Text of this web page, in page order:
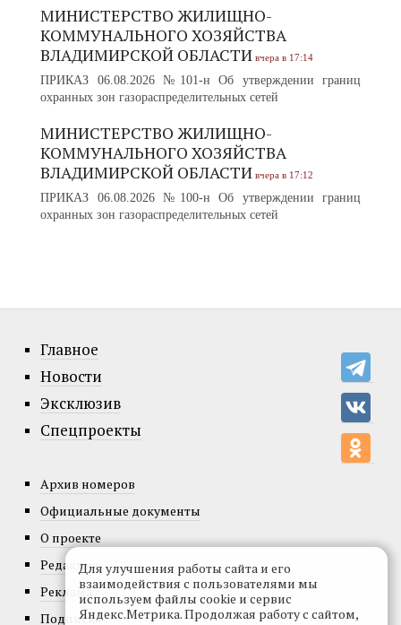
МИНИСТЕРСТВО ЖИЛИЩНО-
КОММУНАЛЬНОГО ХОЗЯЙСТВА
ВЛАДИМИРСКОЙ ОБЛАСТИ вчера в 17:14
ПРИКАЗ 06.08.2026 №101-н Об утверждении границ
охранных зон газораспределительных сетей
МИНИСТЕРСТВО ЖИЛИЩНО-
КОММУНАЛЬНОГО ХОЗЯЙСТВА
ВЛАДИМИРСКОЙ ОБЛАСТИ вчера в 17:12
ПРИКАЗ 06.08.2026 №100-н Об утверждении границ
охранных зон газораспределительных сетей
Главное
Новости
Эксклюзив
Спецпроекты
Архив номеров
Официальные документы
О проекте
Редакция
Реклама
Подписка
Для улучшения работы сайта и его
взаимодействия с пользователями мы
используем файлы cookie и сервис
Яндекс.Метрика. Продолжая работу с сайтом,